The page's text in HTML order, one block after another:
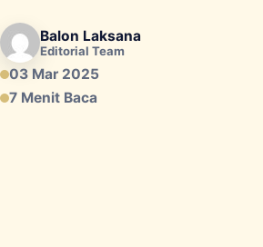
Balon Laksana
Editorial Team
03 Mar 2025
7 Menit Baca